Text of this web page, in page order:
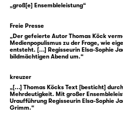
viele dieser Geschichten
schufenden
Märchenkanon. Sie
gemeinsamen Horizont
Bilderwelten. Gleichzeitig
sogenannten Kinder- und
eine Version dieser
aus der
„groß[e] Ensembleleistung“
Freie Presse
„Der gefeierte Autor Thomas Köck
Medienpopulismus zu der Frage, wie
entsteht. [...] Regisseurin Elsa-Sophie
bildmächtigen Abend um.“
kreuzer
„[...] Thomas Köcks Text [besticht]
Mehrdeutigkeit. Mit großer
Uraufführung Regisseurin Elsa-Sophie
Grimm.“